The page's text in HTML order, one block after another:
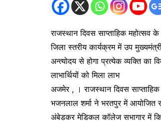
राजस्थान दिवस साप्ताहिक महोत्सव
जिला स्तरीय कार्यक्रम में उप
अन्त्योदय से होगा प्रत्येक व्यक्ति का
लाभार्थियों को मिला लाभ
अजमेर , । राजस्थान दिवस
भजनलाल शर्मा ने भरतपुर में आयोजित
अंबेडकर मेडिकल कॉलेज सभागार में